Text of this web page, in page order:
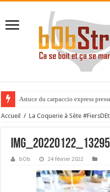
Astuce du carpaccio express
Accueil / La Coquerie à Sète
bOb 24 février 2022